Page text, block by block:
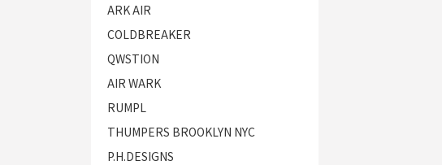
ARK AIR
COLDBREAKER
QWSTION
AIR WARK
RUMPL
THUMPERS BROOKLYN NYC
P.H.DESIGNS